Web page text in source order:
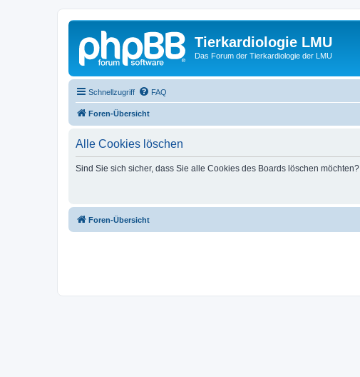
Tierkardiologie LMU
Das Forum der Tierkardiologie der LMU
Schnellzugriff FAQ
Foren-Übersicht
Alle Cookies löschen
Sind Sie sich sicher, dass Sie alle Cookies des Boards löschen möchten?
Foren-Übersicht